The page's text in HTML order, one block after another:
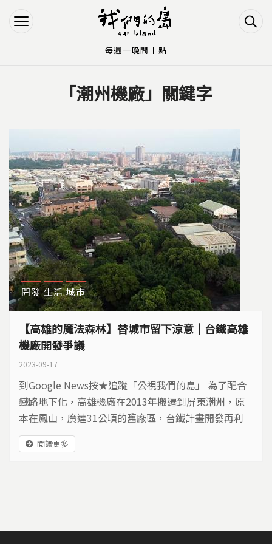
Jump to Navigation
Jump to Main content
「潮州機廠」關鍵字
開發 生活 城市
【高雄的魔法森林】替城市留下涼意｜台鐵高雄
機廠開發爭議
2023-09-17
到Google News按★追蹤「公視我們的島」 為了配合
鐵路地下化，高雄機廠在2013年搬遷到屏東潮州，原
本在鳳山，廣達31公頃的舊廠區，台鐵計畫開發再利
用。由於高雄市府提出的計畫案，恐讓綠地變得破碎，
於是部分居民和環團發聲反對，呼籲集中開發保留綠
閱讀更多
每週一晚間十點